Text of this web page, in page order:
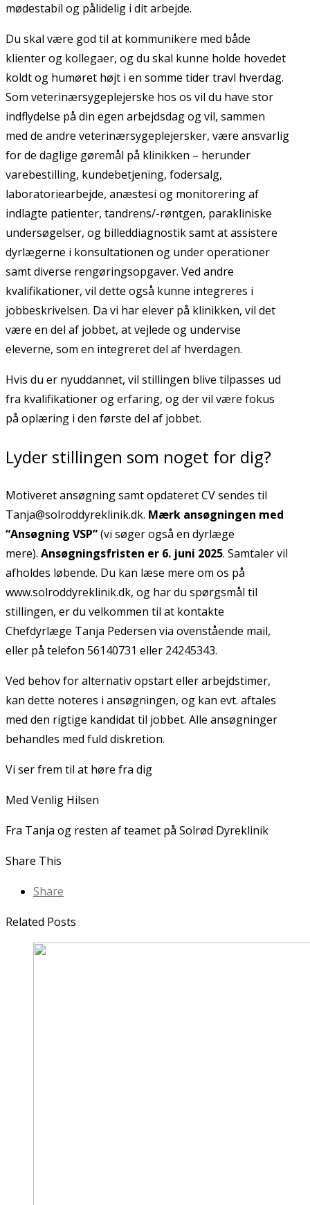
mødestabil og pålidelig i dit arbejde.
Du skal være god til at kommunikere med både
klienter og kollegaer, og du skal kunne holde hovedet
koldt og humøret højt i en somme tider travl hverdag.
Som veterinærsygeplejerske hos os vil du have stor
indflydelse på din egen arbejdsdag og vil, sammen
med de andre veterinærsygeplejersker, være ansvarlig
for de daglige gøremål på klinikken – herunder
varebestilling, kundebetjening, fodersalg,
laboratoriearbejde, anæstesi og monitorering af
indlagte patienter, tandrens/-røntgen, parakliniske
undersøgelser, og billeddiagnostik samt at assistere
dyrlægerne i konsultationen og under operationer
samt diverse rengøringsopgaver. Ved andre
kvalifikationer, vil dette også kunne integreres i
jobbeskrivelsen. Da vi har elever på klinikken, vil det
være en del af jobbet, at vejlede og undervise
eleverne, som en integreret del af hverdagen.
Hvis du er nyuddannet, vil stillingen blive tilpasses ud
fra kvalifikationer og erfaring, og der vil være fokus
på oplæring i den første del af jobbet.
Lyder stillingen som noget for dig?
Motiveret ansøgning samt opdateret CV sendes til
Tanja@solroddyreklinik.dk. Mærk ansøgningen med
“Ansøgning VSP”(vi søger også en dyrlæge
mere). Ansøgningsfristen er 6. juni 2025. Samtaler vil
afholdes løbende. Du kan læse mere om os på
www.solroddyreklinik.dk, og har du spørgsmål til
stillingen, er du velkommen til at kontakte
Chefdyrlæge Tanja Pedersen via ovenstående mail,
eller på telefon 56140731 eller 24245343.
Ved behov for alternativ opstart eller arbejdstimer,
kan dette noteres i ansøgningen, og kan evt. aftales
med den rigtige kandidat til jobbet. Alle ansøgninger
behandles med fuld diskretion.
Vi ser frem til at høre fra dig
Med Venlig Hilsen
Fra Tanja og resten af teamet på Solrød Dyreklinik
Share This
Share
Related Posts